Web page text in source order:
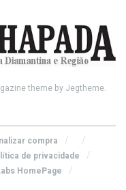
theme by Jegtheme.
compra
de privacidade
HomePage